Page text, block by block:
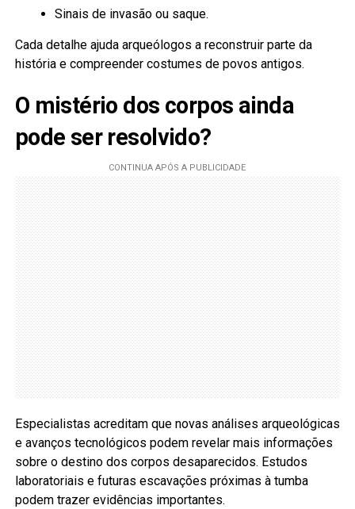
Sinais de invasão ou saque.
Cada detalhe ajuda arqueólogos a reconstruir parte da
história e compreender costumes de povos antigos.
O mistério dos corpos ainda
pode ser resolvido?
Especialistas acreditam que novas análises arqueológicas
e avanços tecnológicos podem revelar mais informações
sobre o destino dos corpos desaparecidos. Estudos
laboratoriais e futuras escavações próximas à tumba
podem trazer evidências importantes.